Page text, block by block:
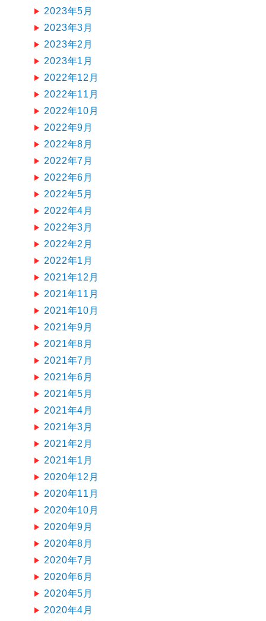
2023年5月
2023年3月
2023年2月
2023年1月
2022年12月
2022年11月
2022年10月
2022年9月
2022年8月
2022年7月
2022年6月
2022年5月
2022年4月
2022年3月
2022年2月
2022年1月
2021年12月
2021年11月
2021年10月
2021年9月
2021年8月
2021年7月
2021年6月
2021年5月
2021年4月
2021年3月
2021年2月
2021年1月
2020年12月
2020年11月
2020年10月
2020年9月
2020年8月
2020年7月
2020年6月
2020年5月
2020年4月